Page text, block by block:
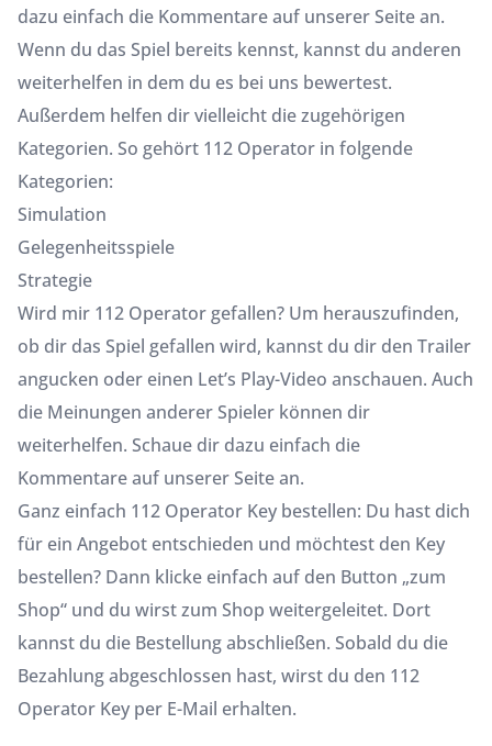
dazu einfach die Kommentare auf unserer Seite an.
Wenn du das Spiel bereits kennst, kannst du anderen
weiterhelfen in dem du es bei uns bewertest.
Außerdem helfen dir vielleicht die zugehörigen
Kategorien. So gehört 112 Operator in folgende
Kategorien:
Simulation
Gelegenheitsspiele
Strategie
Wird mir 112 Operator gefallen? Um herauszufinden,
ob dir das Spiel gefallen wird, kannst du dir den Trailer
angucken oder einen Let’s Play-Video anschauen. Auch
die Meinungen anderer Spieler können dir
weiterhelfen. Schaue dir dazu einfach die
Kommentare auf unserer Seite an.
Ganz einfach 112 Operator Key bestellen: Du hast dich
für ein Angebot entschieden und möchtest den Key
bestellen? Dann klicke einfach auf den Button „zum
Shop“ und du wirst zum Shop weitergeleitet. Dort
kannst du die Bestellung abschließen. Sobald du die
Bezahlung abgeschlossen hast, wirst du den 112
Operator Key per E-Mail erhalten.